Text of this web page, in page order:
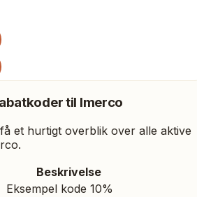
til Imerco
et hurtigt overblik over alle aktive
.
Beskrivelse
Eksempel kode 10%